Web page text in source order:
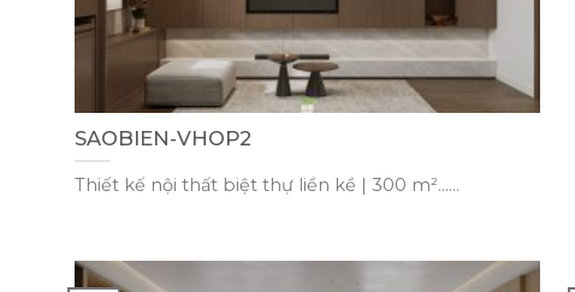
SAOBIEN-VHOP2
Thiết kế nội thất biệt thự liền kề | 300 m²......